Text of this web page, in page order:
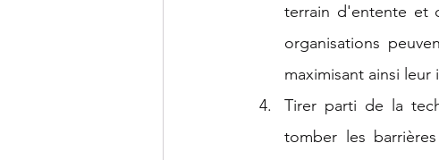
terrain d'entente et
organisations
maximisant ainsi
Tirer parti de la
tomber les